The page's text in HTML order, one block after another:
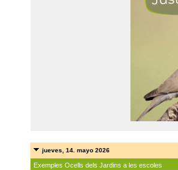
jueves, 14. mayo 2026
Exemples Ocells dels Jardins a les escoles